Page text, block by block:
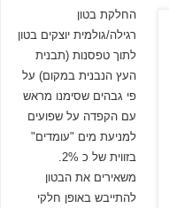
החלקת בטון
רגילה/גולמית יוצקים בטון
לתוך טפסנות (תבנית
העץ הנבנית במקום) על
פי גבהים שסימנו מראש
עם הקפדה על שפועים
למניעת מים "עומדים"
בזווית של כ 2%.
משאירים את הבטון
להתייבש באופן חלקי